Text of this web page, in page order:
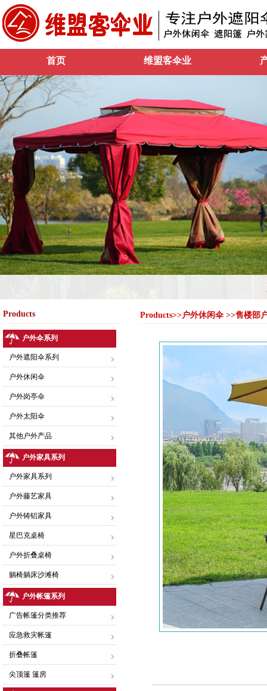
首页 维盟客伞业
Products
户外伞系列
户外遮阳伞系列
户外休闲伞
户外岗亭伞
户外太阳伞
其他户外产品
户外家具系列
户外家具系列
户外藤艺家具
户外铸铝家具
星巴克桌椅
户外折叠桌椅
躺椅躺床沙滩椅
户外帐篷系列
广告帐篷分类推荐
应急救灾帐篷
折叠帐篷
尖顶篷 篷房
Products>>户外休闲伞 >>售楼部